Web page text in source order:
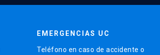
EMERGENCIAS UC
Teléfono en caso de accidente o